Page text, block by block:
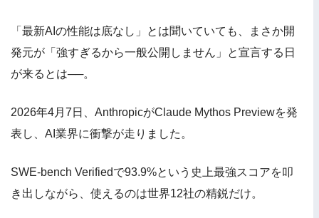
「最新AIの性能は底なし」とは聞いていても、まさか開
発元が「強すぎるから一般公開しません」と宣言する日
が来るとは──。
2026年4月7日、AnthropicがClaude Mythos Previewを発
表し、AI業界に衝撃が走りました。
SWE-bench Verifiedで93.9%という史上最強スコアを叩
き出しながら、使えるのは世界12社の精鋭だけ。